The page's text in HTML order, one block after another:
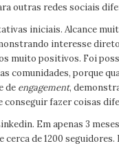
outras redes sociais
iniciais. Alcance
interesse
muito positivos. Foi
comunidades, porque
de engagement,
conseguir fazer coisas
Em apenas 3
cerca de 1200